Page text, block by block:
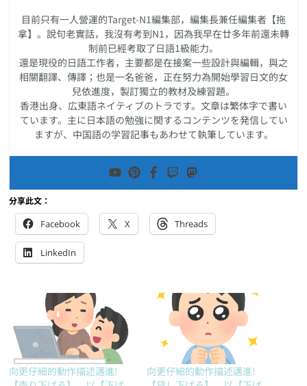
目前只有一人營運的Target-N1編集部，編集長兼任編集者【拖
拿】。說句老實話，我沒有考到N1，因為我早在廿多年前還未轉
制前已經考取了日語1級能力。
還是現役的日語工作者，主要都是在接案一些設計與編輯，與之
相關翻譯、傳譯；也是一名爸爸，正在努力為開始學習日文的女
兒依進度，製訂獨立的教材及練習題。
香港出身、広東語ネイティブのトラです。文章は繁体字で書い
ています。主に日本語の勉強に関するコンテンツを発信してい
ますが、中国語の学習記事もあわせて執筆しています。
分享此文：
Facebook X Threads
LinkedIn
向更仔細的動作描述邁進!
向更仔細的動作描述邁進!